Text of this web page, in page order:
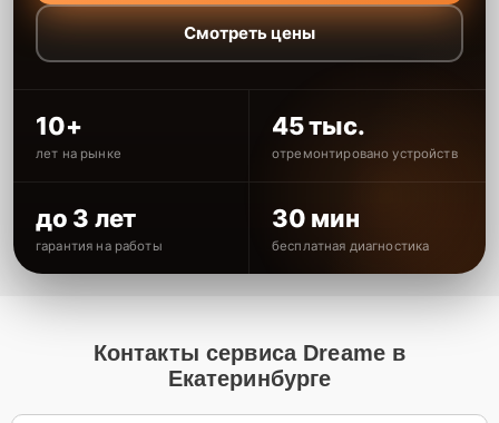
Смотреть цены
10+
лет на рынке
45 тыс.
отремонтировано устройств
до 3 лет
гарантия на работы
30 мин
бесплатная диагностика
Контакты сервиса Dreame в
Екатеринбурге